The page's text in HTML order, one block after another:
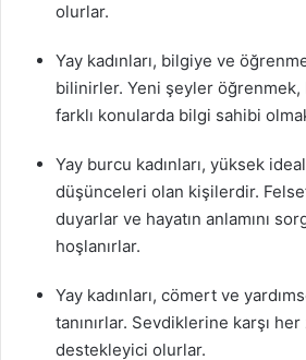
olurlar.
Yay kadınları, bilgiye ve
bilinirler. Yeni şeyler öğrenmek,
farklı konularda bilgi sahibi
Yay burcu kadınları, yüksek
düşünceleri olan kişilerdir.
duyarlar ve hayatın anlamını
hoşlanırlar.
Yay kadınları, cömert ve
tanınırlar. Sevdiklerine karşı
destekleyici olurlar.